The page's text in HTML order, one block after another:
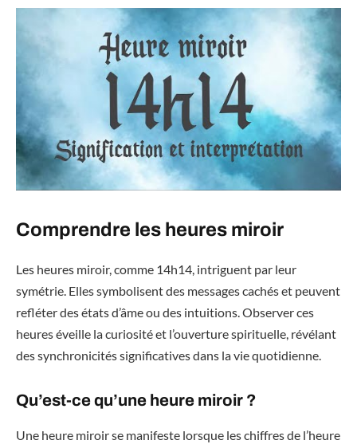
Comprendre les heures miroir
Les heures miroir, comme 14h14, intriguent par leur
symétrie. Elles symbolisent des messages cachés et peuvent
refléter des états d’âme ou des intuitions. Observer ces
heures éveille la curiosité et l’ouverture spirituelle, révélant
des synchronicités significatives dans la vie quotidienne.
Qu’est-ce qu’une heure miroir ?
Une heure miroir se manifeste lorsque les chiffres de l’heure